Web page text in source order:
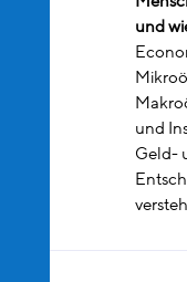
und
und
Geld-